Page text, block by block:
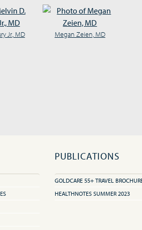
Jr., MD Megan Zeien, MD
PUBLICATIONS
GOLDCARE 55+ TRAVEL
HEALTHNOTES SUMMER 2023